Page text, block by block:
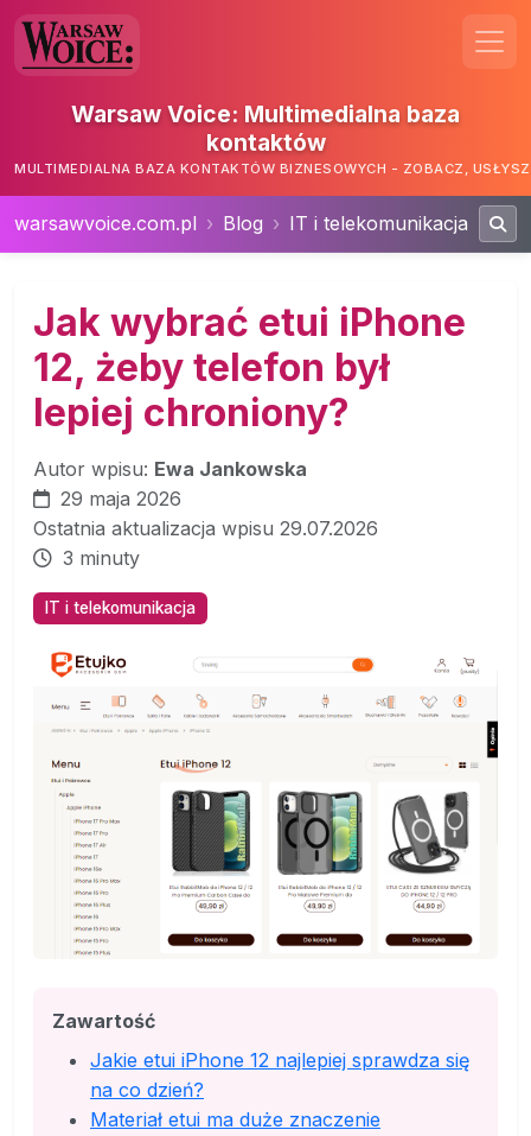
Warsaw Voice: Multimedialna baza
kontaktów
MULTIMEDIALNA BAZA KONTAKTÓW BIZNESOWYCH - ZOBACZ,
warsawvoice.com.pl Blog IT i telekomunikacja
Jak wybrać etui iPhone
12, żeby telefon był
lepiej chroniony?
Autor wpisu: Ewa Jankowska
29 maja 2026
Ostatnia aktualizacja wpisu 29.07.2026
3 minuty
IT i telekomunikacja
Zawartość
Jakie etui iPhone 12 najlepiej sprawdza się
na co dzień?
Materiał etui ma duże znaczenie